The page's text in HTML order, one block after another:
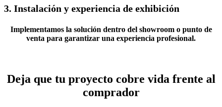
3. Instalación y experiencia de exhibición
Implementamos la solución dentro del showroom o punto de
venta para garantizar una experiencia profesional.
Deja que tu proyecto cobre vida frente al
comprador